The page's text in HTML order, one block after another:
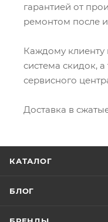
гарантией от
ремонтом после
Каждому клиенту
система скидок, а
сервисного
Доставка в
КАТАЛОГ
БЛОГ